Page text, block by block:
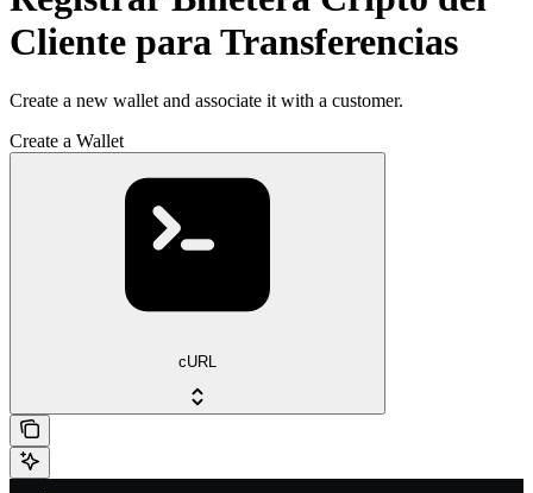
Cliente para Transferencias
Create a new wallet and associate it with a customer.
Create a Wallet
cURL